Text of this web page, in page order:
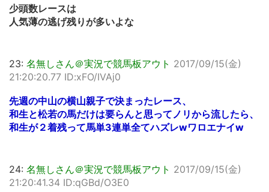
少頭数レースは
人気薄の逃げ残りが多いよな
23: 名無しさん＠実況で競馬板アウト 2017/09/15(金)
21:20:20.77 ID:xFO/IVAj0
先週の中山の横山親子で決まったレース、
和生と松若の馬だけは要らんと思ってノリから流したら、
和生が２着残って馬単3連単全てハズレwワロエナイw
24: 名無しさん＠実況で競馬板アウト 2017/09/15(金)
21:20:41.34 ID:qGBd/O3E0